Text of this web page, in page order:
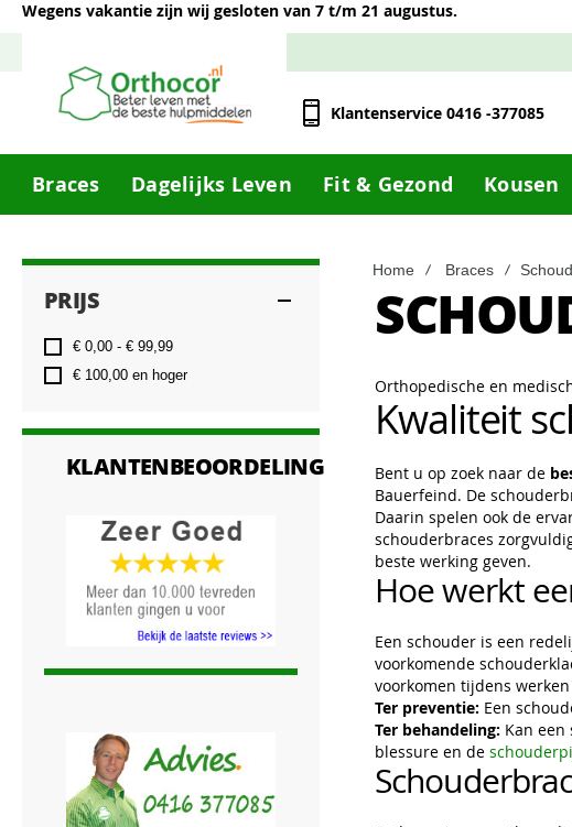
Wegens vakantie zijn wij gesloten van 7 t/m 21 augustus.
Klantenservice 0416 -377085
Braces Dagelijks Leven Fit & Gezond Kousen
Home Braces
Orthopedische en
Kwaliteit
Bent u op zoek naar de
Bauerfeind. De
Daarin spelen ook de
schouderbraces
beste werking geven.
Hoe werkt
Een schouder is een
voorkomende
voorkomen tijdens
Ter preventie: Een
Ter behandeling: Kan
blessure en de
PRIJS
€ 0,00 - € 99,99
€ 100,00 en hoger
KLANTENBEOORDELING